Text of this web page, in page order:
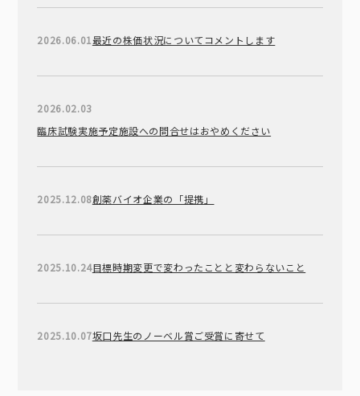
2026.06.01最近の株価状況についてコメントします
2026.02.03
臨床試験実施予定施設への問合せはおやめください
2025.12.08創薬バイオ企業の「提携」
2025.10.24目標時期変更で変わったことと変わらないこと
2025.10.07坂口先生のノーベル賞ご受賞に寄せて